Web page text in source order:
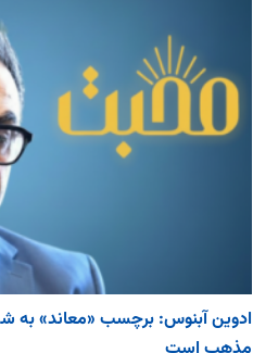
ادوین آبنوس: برچسب «معاند» به